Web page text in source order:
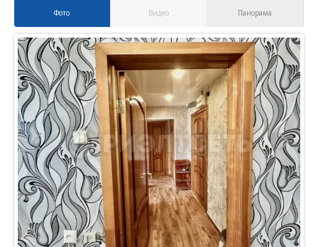
Фото Видео Панорама